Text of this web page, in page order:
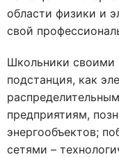
области физики и
свой
Школьники своими
подстанция, как
предприятиям,
энергообъектов;
сетями –